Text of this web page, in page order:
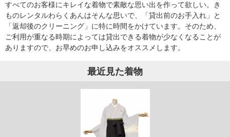
すべてのお客様にキレイな着物で素敵な思い出を作って欲しい。き
ものレンタルわらくあんはそんな思いで、「貸出前のお手入れ」と
「返却後のクリーニング」に特に時間をかけています。そのため、
ご利用が重なる時期によっては貸出できる着物が少なくなることが
ありますので、お早めのお申し込みをオススメします。
最近見た着物